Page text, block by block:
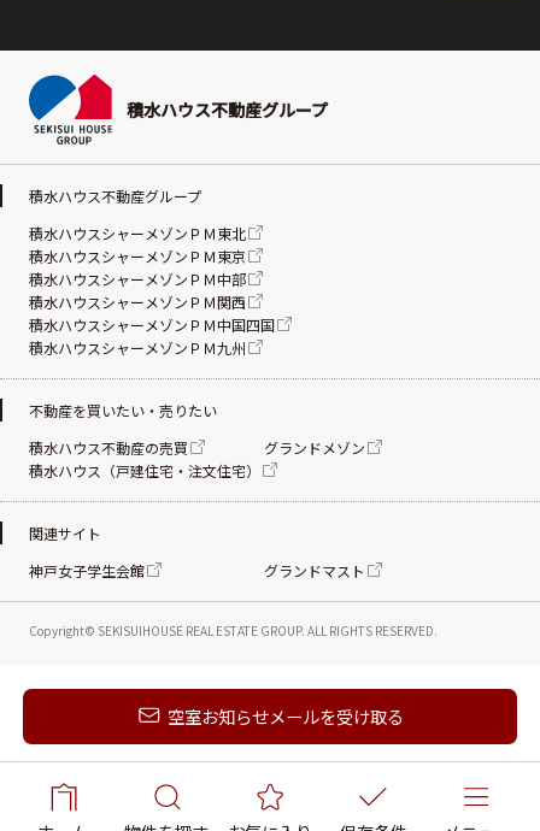
新着メールを受け取る
空室お知らせメールを受け取る
積水ハウス不動産グループ
Copyright© SEKISUIHOUSE REAL ESTATE GROUP. ALL RIGHTS RESERVED.
積水ハウス不動産グループ
積水ハウスシャーメゾンＰＭ東北
積水ハウスシャーメゾンＰＭ東京
積水ハウスシャーメゾンＰＭ中部
積水ハウスシャーメゾンＰＭ関西
積水ハウスシャーメゾンＰＭ中国四国
積水ハウスシャーメゾンＰＭ九州
不動産を買いたい・売りたい
積水ハウス不動産の売買
グランドメゾン
積水ハウス（戸建住宅・注文住宅）
関連サイト
神戸女子学生会館
グランドマスト